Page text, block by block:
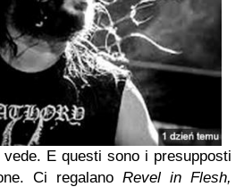
E questi sono i presupposti
Ci regalano Revel in Flesh,